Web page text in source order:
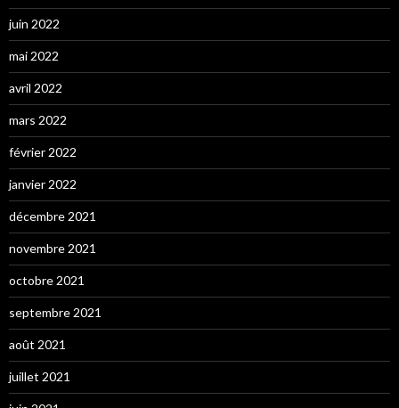
juin 2022
mai 2022
avril 2022
mars 2022
février 2022
janvier 2022
décembre 2021
novembre 2021
octobre 2021
septembre 2021
août 2021
juillet 2021